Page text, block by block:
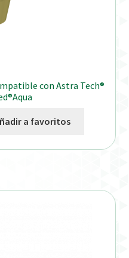
con Astra Tech®
a favoritos